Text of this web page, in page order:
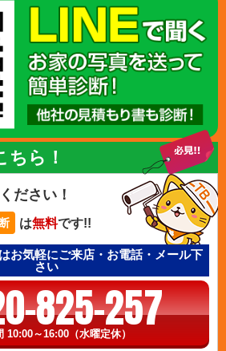
ちら！
ださい！
は無料です!!
お気軽にご来店・お電話・メール下
さい
825-257
10:00～16:00（水曜定休）